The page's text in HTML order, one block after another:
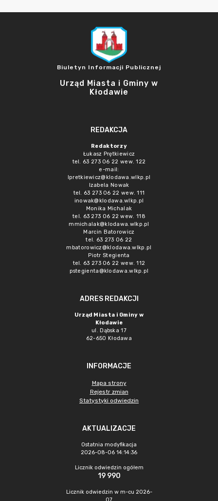
Biuletyn Informacji Publicznej
Urząd Miasta i Gminy w
Kłodawie
REDAKCJA
Redaktorzy
Łukasz Prętkiewicz
tel. 63 273 06 22 wew. 122
e-mail:
lpretkiewicz@klodawa.wlkp.pl
Izabela Nowak
tel. 63 273 06 22 wew. 111
inowak@klodawa.wlkp.pl
Monika Michalak
tel. 63 273 06 22 wew. 118
mmichalak@klodawa.wlkp.pl
Marcin Batorowicz
tel. 63 273 06 22
mbatorowicz@klodawa.wlkp.pl
Piotr Stegienta
tel. 63 273 06 22 wew. 112
pstegienta@klodawa.wlkp.pl
ADRES REDAKCJI
Urząd Miasta i Gminy w
Kłodawie
ul. Dąbska 17
62-650 Kłodawa
INFORMACJE
Mapa strony
Rejestr zmian
Statystyki odwiedzin
AKTUALIZACJE
Ostatnia modyfikacja
2026-08-06 14:14:36
Licznik odwiedzin ogółem
19 990
Licznik odwiedzin w m-cu 2026-